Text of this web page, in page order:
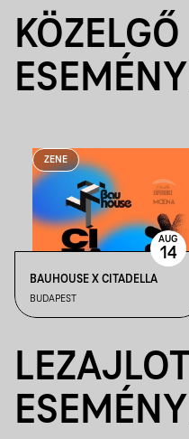
KÖZELGŐ
ZENE
BAUHOUSE X CITADELLA
BUDAPEST
AUG
14